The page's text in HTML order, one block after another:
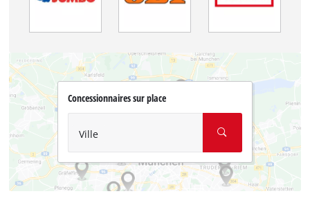
Concessionnaires sur place
Ville